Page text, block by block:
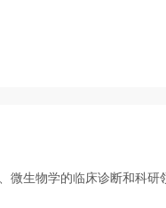
生物学的临床诊断和科研